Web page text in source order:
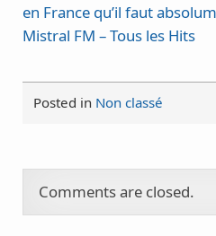
en France qu’il faut
Mistral FM – Tous les Hits
Posted in Non classé
Comments are closed.